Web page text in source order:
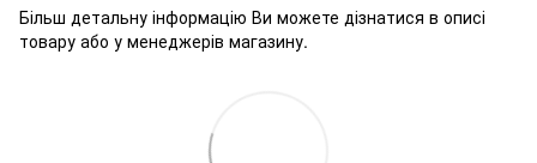
Більш детальну інформацію Ви можете дізнатися в описі
товару або у менеджерів магазину.